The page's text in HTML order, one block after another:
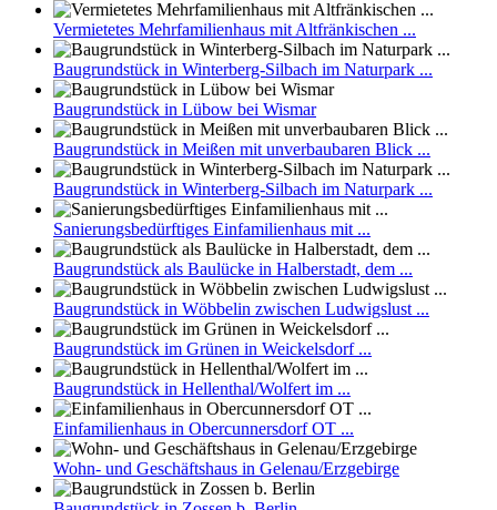
Vermietetes Mehrfamilienhaus mit Altfränkischen ...
Baugrundstück in Winterberg-Silbach im Naturpark ...
Baugrundstück in Lübow bei Wismar
Baugrundstück in Meißen mit unverbaubaren Blick ...
Baugrundstück in Winterberg-Silbach im Naturpark ...
Sanierungsbedürftiges Einfamilienhaus mit ...
Baugrundstück als Baulücke in Halberstadt, dem ...
Baugrundstück in Wöbbelin zwischen Ludwigslust ...
Baugrundstück im Grünen in Weickelsdorf ...
Baugrundstück in Hellenthal/Wolfert im ...
Einfamilienhaus in Obercunnersdorf OT ...
Wohn- und Geschäftshaus in Gelenau/Erzgebirge